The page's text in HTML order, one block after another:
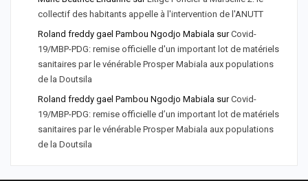
collectif des habitants appelle à l'intervention de l'ANUTT
Roland freddy gael Pambou Ngodjo Mabiala surCovid-
19/MBP-PDG: remise officielle d'un important lot de matériels
sanitaires par le vénérable Prosper Mabiala aux populations
de la Doutsila
Roland freddy gael Pambou Ngodjo Mabiala surCovid-
19/MBP-PDG: remise officielle d’un important lot de matériels
sanitaires par le vénérable Prosper Mabiala aux populations
de la Doutsila